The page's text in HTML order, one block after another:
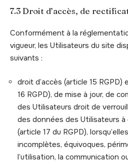
7.3 Droit d’accès, de
Conformément à la
vigueur, les Utilisateurs du site
suivants :
droit d’accès (article 15
16 RGPD), de mise à jour, de
des Utilisateurs droit de
des données des Utilisateurs
(article 17 du RGPD),
incomplètes, équivoques,
l’utilisation, la communication